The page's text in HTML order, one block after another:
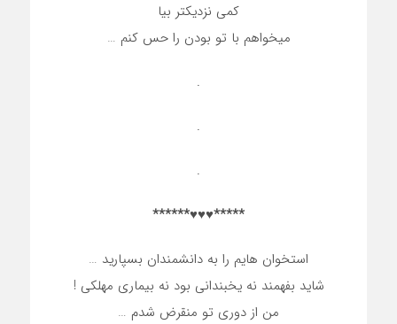
کمی نزدیکتر بیا
میخواهم با تو بودن را حس کنم …
.
.
.
*****♥♥♥******
استخوان هایم را به دانشمندان بسپارید …
شاید بفهمند نه یخبندانی بود نه بیماری مهلکی !
من از دوری تو منقرض شدم …